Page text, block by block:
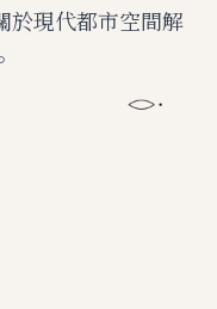
於現代都市空間解